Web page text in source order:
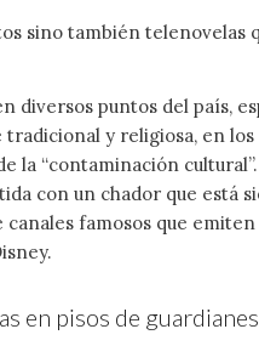
sino también telenovelas
diversos puntos del país,
y religiosa, en los
la “contaminación
con un chador que está
famosos que
en pisos de